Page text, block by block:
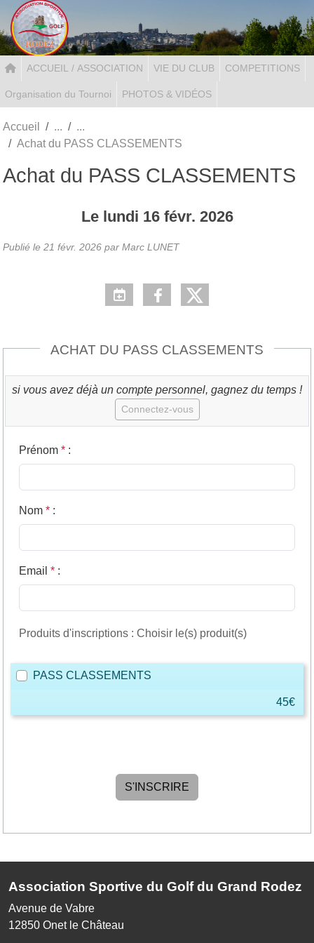
ACCUEIL / ASSOCIATION VIE DU CLUB COMPETITIONS
Organisation du Tournoi PHOTOS & VIDÉOS
Accueil
Achat du PASS CLASSEMENTS
Achat du PASS CLASSEMENTS
Le lundi 16 févr. 2026
Publié le 21 févr. 2026 par Marc LUNET
ACHAT DU PASS CLASSEMENTS
si vous avez déjà un compte personnel, gagnez du temps !
Connectez-vous
Prénom * :
Nom * :
Email * :
Produits d'inscriptions : Choisir le(s) produit(s)
PASS CLASSEMENTS
45€
Association Sportive du Golf du Grand Rodez
Avenue de Vabre
12850 Onet le Château
Panneau de gestion des cookies